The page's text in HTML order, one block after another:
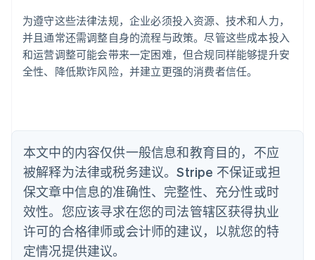
为遵守这些法律法规，企业必须投入资源、技术和人力，
并且通常还需调整自身的流程与政策。尽管这些成本投入
和运营调整可能会带来一定困难，但合规同样能够提升安
全性、降低欺诈风险，并建立更强的消费者信任。
本文中的内容仅供一般信息和教育目的，不应
被解释为法律或税务建议。Stripe 不保证或担
保文章中信息的准确性、完整性、充分性或时
效性。您应该寻求在您的司法管辖区获得执业
许可的合格律师或会计师的建议，以就您的特
定情况提供建议。
巴西
PortuguêsEnglish
保加利亚
English
比利时
丹麦
English
德国
DeutschEnglish
法国
Français English
芬兰
English Svenska
荷兰